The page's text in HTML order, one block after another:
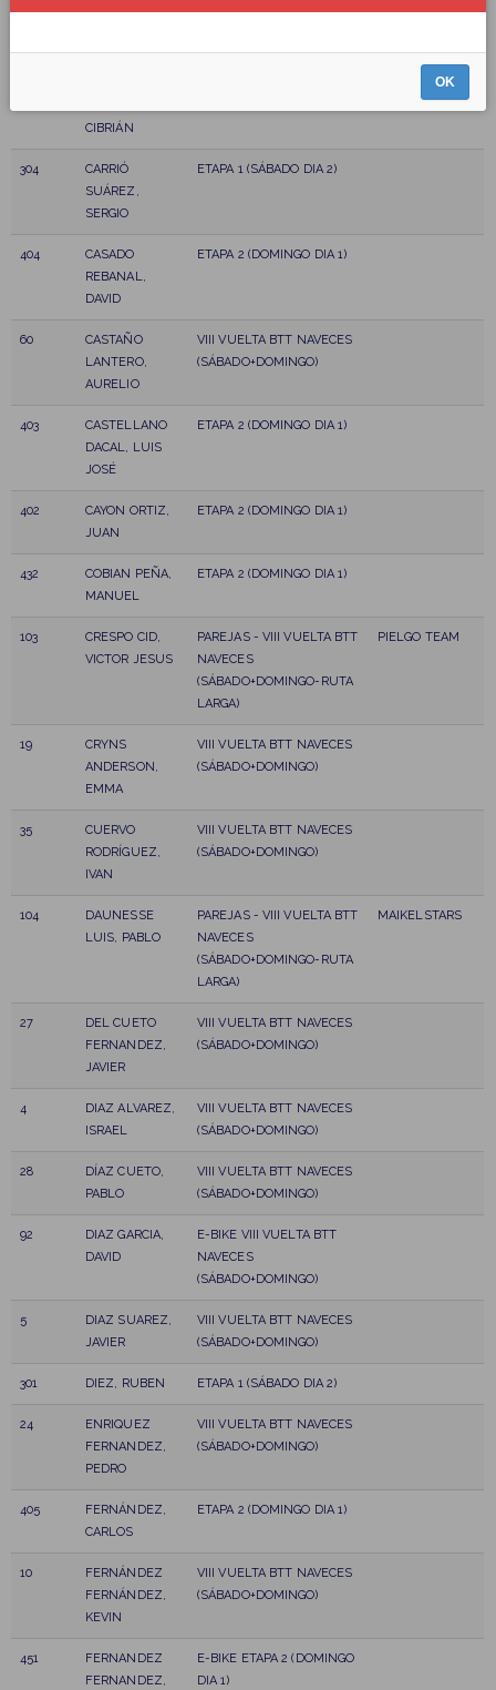
CIBRIÁN
304
CARRIÓ
SUÁREZ,
SERGIO
ETAPA 1 (SÁBADO DIA 2)
404
CASADO
REBANAL,
DAVID
ETAPA 2 (DOMINGO DIA 1)
60
CASTAÑO
LANTERO,
AURELIO
VIII VUELTA BTT NAVECES
(SÁBADO+DOMINGO)
403
CASTELLANO
DACAL, LUIS
JOSÉ
ETAPA 2 (DOMINGO DIA 1)
402
CAYON ORTIZ,
JUAN
ETAPA 2 (DOMINGO DIA 1)
432
COBIAN PEÑA,
MANUEL
ETAPA 2 (DOMINGO DIA 1)
103
CRESPO CID,
VICTOR JESUS
PAREJAS - VIII VUELTA BTT
NAVECES
(SÁBADO+DOMINGO-RUTA
LARGA)
PIELGO TEAM
19
CRYNS
ANDERSON,
EMMA
VIII VUELTA BTT NAVECES
(SÁBADO+DOMINGO)
35
CUERVO
RODRÍGUEZ,
IVAN
VIII VUELTA BTT NAVECES
(SÁBADO+DOMINGO)
104
DAUNESSE
LUIS, PABLO
PAREJAS - VIII VUELTA BTT
NAVECES
(SÁBADO+DOMINGO-RUTA
LARGA)
MAIKELSTARS
27
DEL CUETO
FERNANDEZ,
JAVIER
VIII VUELTA BTT NAVECES
(SÁBADO+DOMINGO)
4
DIAZ ALVAREZ,
ISRAEL
VIII VUELTA BTT NAVECES
(SÁBADO+DOMINGO)
28
DÍAZ CUETO,
PABLO
VIII VUELTA BTT NAVECES
(SÁBADO+DOMINGO)
92
DIAZ GARCIA,
DAVID
E-BIKE VIII VUELTA BTT
NAVECES
(SÁBADO+DOMINGO)
5
DIAZ SUAREZ,
JAVIER
VIII VUELTA BTT NAVECES
(SÁBADO+DOMINGO)
301 DIEZ, RUBEN ETAPA 1 (SÁBADO DIA 2)
24
ENRIQUEZ
FERNANDEZ,
PEDRO
VIII VUELTA BTT NAVECES
(SÁBADO+DOMINGO)
405
FERNÁNDEZ,
CARLOS
ETAPA 2 (DOMINGO DIA 1)
10
FERNÁNDEZ
FERNÁNDEZ,
KEVIN
VIII VUELTA BTT NAVECES
(SÁBADO+DOMINGO)
451
FERNANDEZ
FERNANDEZ,
E-BIKE ETAPA 2 (DOMINGO
DIA 1)
OK